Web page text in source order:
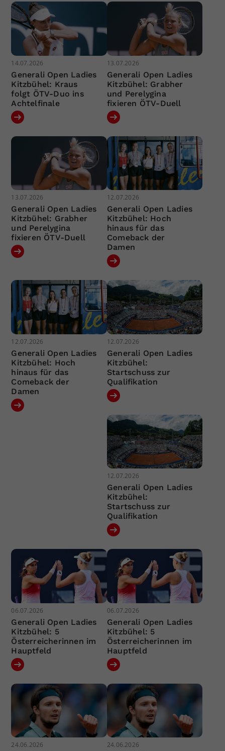
14.07.2026
Generali Open Ladies
Kitzbühel: Kraus
folgt ÖTV-Duo ins
Achtelfinale
13.07.2026
Generali Open Ladies
Kitzbühel: Grabher
und Perelygina
fixieren ÖTV-Duell
13.07.2026
Generali Open Ladies
Kitzbühel: Grabher
und Perelygina
fixieren ÖTV-Duell
12.07.2026
Generali Open Ladies
Kitzbühel: Hoch
hinaus für das
Comeback der
Damen
12.07.2026
Generali Open Ladies
Kitzbühel: Hoch
hinaus für das
Comeback der
Damen
12.07.2026
Generali Open Ladies
Kitzbühel:
Startschuss zur
Qualifikation
12.07.2026
Generali Open Ladies
Kitzbühel:
Startschuss zur
Qualifikation
06.07.2026
Generali Open Ladies
Kitzbühel: 5
Österreicherinnen im
Hauptfeld
06.07.2026
Generali Open Ladies
Kitzbühel: 5
Österreicherinnen im
Hauptfeld
24.06.2026 24.06.2026